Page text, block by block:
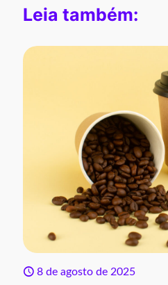
Leia também:
8 de agosto de 2025